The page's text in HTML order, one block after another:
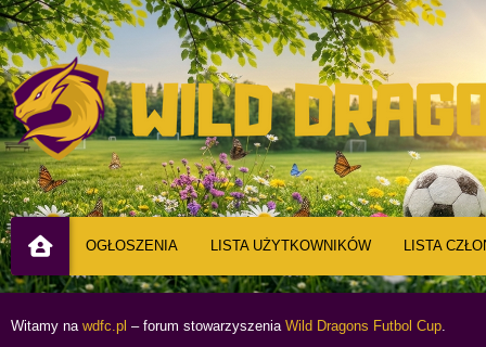
OGŁOSZENIA LISTA UŻYTKOWNIKÓW LISTA
Witamy na wdfc.pl – forum stowarzyszenia Wild Dragons Futbol Cup.